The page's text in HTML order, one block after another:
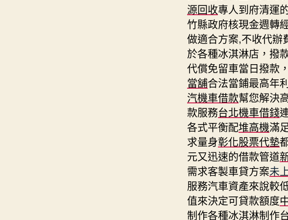
源回收專人到府清運
竹縣政府核現金週轉
做適合方案,不收代辦
於各種冰淇淋店，撥
代償免留車當日撥款
當舖合法當鋪最高年
汽機車借款幫您解決
款服務台北機車借錢
各式平衡配堆高機滿
求量身彰化股票代墊
元又迅速的借款管道
需求客製車貸方案未
服務汽車資產來說較
值來決定可貸款額度
制作各種冰淇淋制作